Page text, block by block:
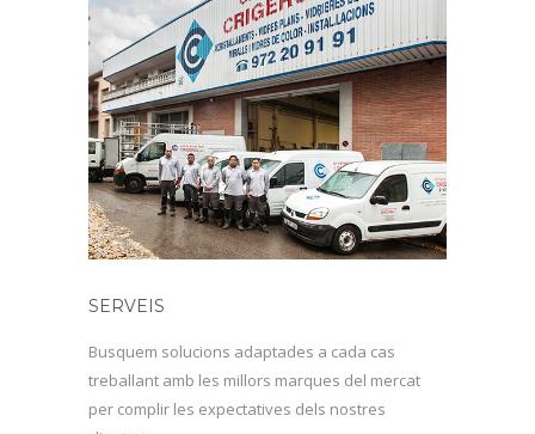
SERVEIS
Busquem solucions adaptades a cada cas
treballant amb les millors marques del mercat
per complir les expectatives dels nostres